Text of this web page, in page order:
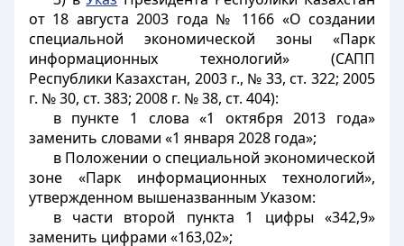
от 18 августа 2003 года № 1166 «О создании
специальной экономической зоны «Парк
информационных технологий» (САПП
Республики Казахстан, 2003 г., № 33, ст. 322; 2005
г. № 30, ст. 383; 2008 г. № 38, ст. 404):
в пункте 1 слова «1 октября 2013 года»
заменить словами «1 января 2028 года»;
в Положении о специальной экономической
зоне «Парк информационных технологий»,
утвержденном вышеназванным Указом:
в части второй пункта 1 цифры «342,9»
заменить цифрами «163,02»;